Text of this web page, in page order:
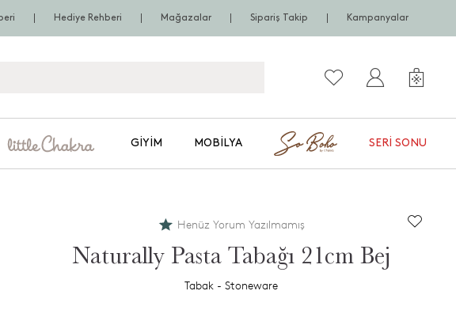
Hediye Rehberi Mağazalar Sipariş Takip Kampanyalar
GIYIM MOBILYA SERI SONU
Henüz Yorum Yazılmamış
Naturally Pasta Tabağı 21cm Bej
Tabak - Stoneware